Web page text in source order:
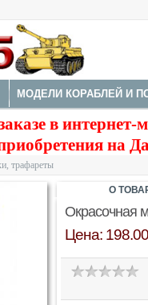
МОДЕЛИ КОРАБЛЕЙ И
НАБОРЫ
в интернет-
на
трафареты
Окрасочная
Цена:
О